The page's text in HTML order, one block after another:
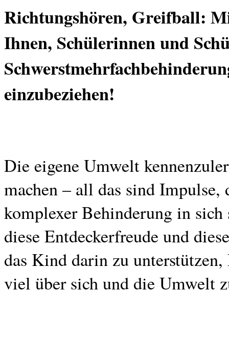
Richtungshören, Greifball:
Ihnen, Schülerinnen und
einzubeziehen!
Die eigene Umwelt
machen – all das sind
komplexer Behinderung in
diese Entdeckerfreude und
das Kind darin zu
viel über sich und die Umwelt